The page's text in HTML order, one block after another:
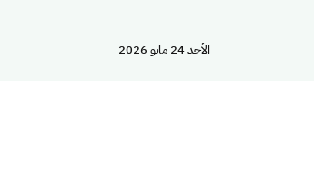
الأحد 24 مايو 2026